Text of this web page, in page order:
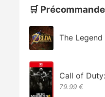
🛒
The
Call of
79.99 €